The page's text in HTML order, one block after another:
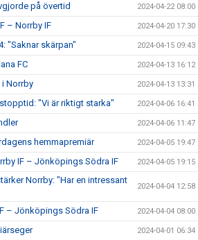
på övertid 2024-04-22 08:00
– Norrby IF 2024-04-20 17:30
"Saknar skärpan" 2024-04-15 09:43
FC 2024-04-13 16:12
Norrby 2024-04-13 13:31
"Vi är riktigt starka" 2024-04-06 16:41
2024-04-06 11:47
hemmapremiär 2024-04-05 19:47
IF – Jönköpings Södra IF 2024-04-05 19:15
Norrby: "Har en intressant
2024-04-04 12:58
– Jönköpings Södra IF 2024-04-04 08:00
2024-04-01 06:34